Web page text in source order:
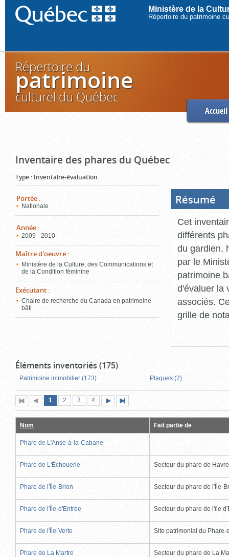
Ministère de la
Répertoire du patrimoine
Répertoire du
patrimoine
culturel du Québec
Accueil
Inventaire des phares du Québec
Type : Inventaire-évaluation
Portée :
Nationale
Année :
2009 - 2010
Maître d'oeuvre :
Ministère de la Culture, des Communications et
de la Condition féminine
Exécutant :
Chaire de recherche du Canada en patrimoine
bâti
Résumé
Cet
différents
du gardien,
par le
patrimoine
d'évaluer la
associés.
grille de
Éléments inventoriés (175)
Patrimoine immobilier (173) Plaques (2)
Première
page
Page
précédente
Page
1 (page
actuelle)
Page
2 Page
3 Page
4
suivante
page
Nom Fait partie de
Phare de L'Anse-à-la-Cabane
Phare de L'Échouerie Secteur du phare de
Phare de l'Île-Brion Secteur du phare de l'Île-
Phare de l'Île-d'Entrée Secteur du phare de l'île
Phare de l'Île-Verte Site patrimonial du Phare-
Phare de La Martre Secteur du phare de La